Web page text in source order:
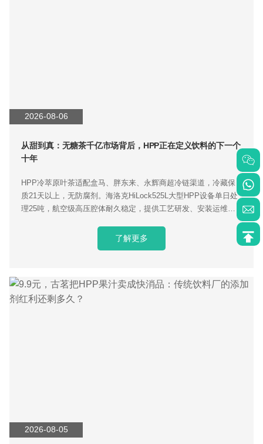
2026-08-06
从甜到真：无糖茶千亿市场背后，HPP正在定义饮料的下一个
十年
HPP冷萃原叶茶适配盒马、胖东来、永辉商超冷链渠道，冷藏保
质21天以上，无防腐剂。海洛克HiLock525L大型HPP设备单日处
理25吨，航空级高压腔体耐久稳定，提供工艺研发、安装运维交
了解更多
2026-08-05